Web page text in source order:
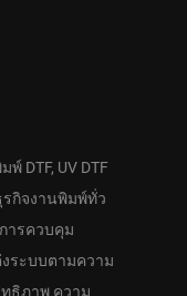
DTF, UV DTF
กิจงานพิมพ์ทั่ว
ารควบคุม
ระบบตามความ
ธิภาพ ความ